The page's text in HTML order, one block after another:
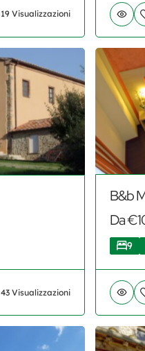
19 Visualizzazioni
43 Visualizzazioni
B&b
Da
9